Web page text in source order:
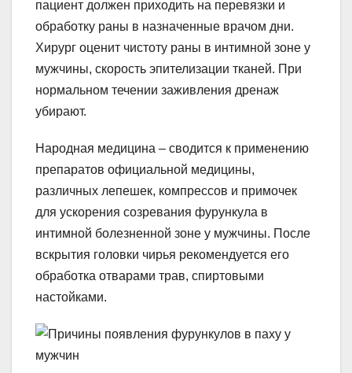
пациент должен приходить на перевязки и
обработку раны в назначенные врачом дни.
Хирург оценит чистоту раны в интимной зоне у
мужчины, скорость эпителизации тканей. При
нормальном течении заживления дренаж
убирают.
Народная медицина – сводится к применению
препаратов официальной медицины,
различных лепешек, компрессов и примочек
для ускорения созревания фурункула в
интимной болезненной зоне у мужчины. После
вскрытия головки чирья рекомендуется его
обработка отварами трав, спиртовыми
настойками.